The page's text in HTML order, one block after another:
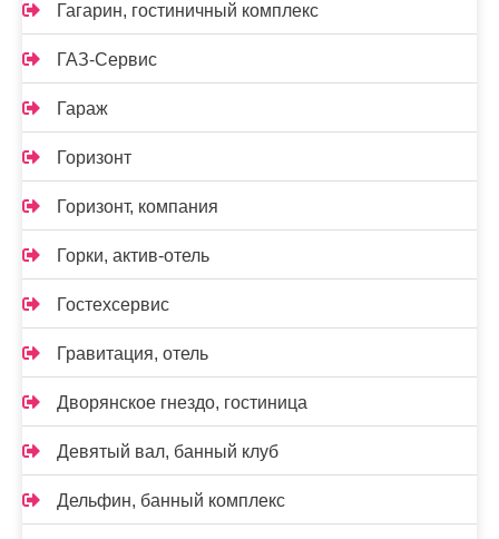
Гагарин, гостиничный комплекс
ГАЗ-Сервис
Гараж
Горизонт
Горизонт, компания
Горки, актив-отель
Гостехсервис
Гравитация, отель
Дворянское гнездо, гостиница
Девятый вал, банный клуб
Дельфин, банный комплекс